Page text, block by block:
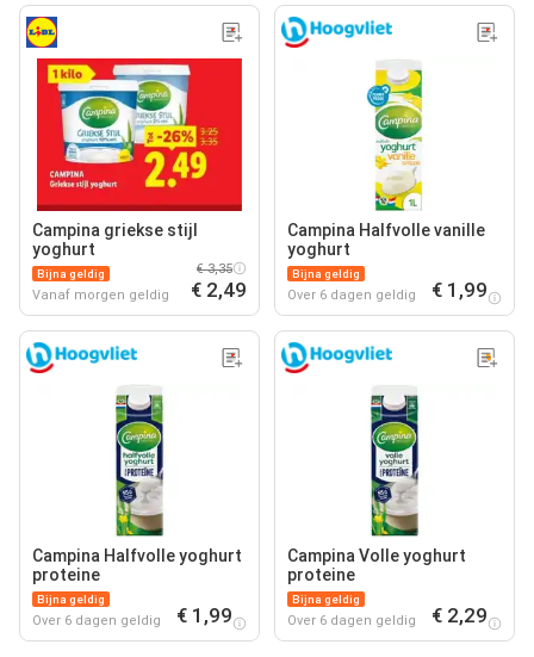
Campina griekse stijl
yoghurt
Bijna geldig
Vanaf morgen geldig
€ 3,35
€ 2,49
Campina Halfvolle vanille
yoghurt
Bijna geldig
Over 6 dagen geldig € 1,99
Campina Halfvolle yoghurt
proteine
Bijna geldig
Over 6 dagen geldig € 1,99
Campina Volle yoghurt
proteine
Bijna geldig
Over 6 dagen geldig € 2,29